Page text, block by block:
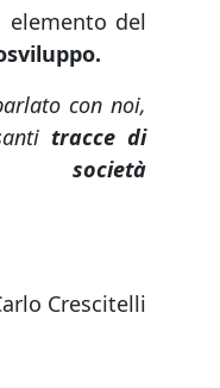
del
con noi,
tracce di
società
Crescitelli